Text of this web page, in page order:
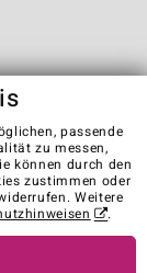
Impressum
passende
zu messen,
können durch den
zustimmen oder
Weitere
.